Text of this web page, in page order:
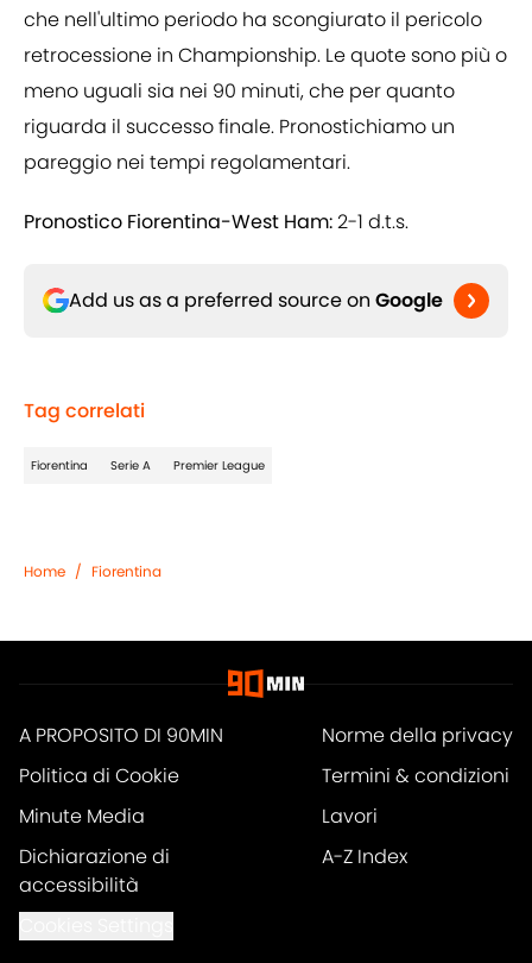
che nell'ultimo periodo ha scongiurato il pericolo
retrocessione in Championship. Le quote sono più o
meno uguali sia nei 90 minuti, che per quanto
riguarda il successo finale. Pronostichiamo un
pareggio nei tempi regolamentari.
Pronostico Fiorentina-West Ham:2-1 d.t.s.
Add us as a preferred source on Google
Tag correlati
Fiorentina Serie A Premier League
Home / Fiorentina
A PROPOSITO DI 90MIN
Norme della privacy
Politica di Cookie
Termini & condizioni
Minute Media
Lavori
Dichiarazione di
accessibilità
A-Z Index